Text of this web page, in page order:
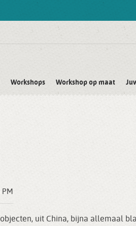
Workshops Workshop op maat
objecten, uit China, bijna allemaal